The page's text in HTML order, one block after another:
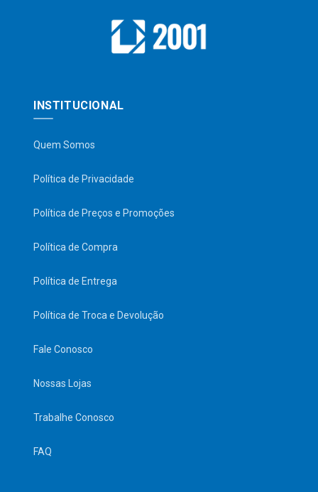
INSTITUCIONAL
Quem Somos
Política de Privacidade
Política de Preços e Promoções
Política de Compra
Política de Entrega
Política de Troca e Devolução
Fale Conosco
Nossas Lojas
Trabalhe Conosco
FAQ